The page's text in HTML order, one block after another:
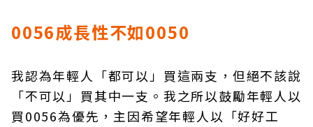
0056成長性不如0050
我認為年輕人「都可以」買這兩支，但絕不該說
「不可以」買其中一支。我之所以鼓勵年輕人以
買0056為優先，主因希望年輕人以「好好工